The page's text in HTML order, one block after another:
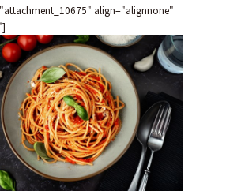
align="alignnone"